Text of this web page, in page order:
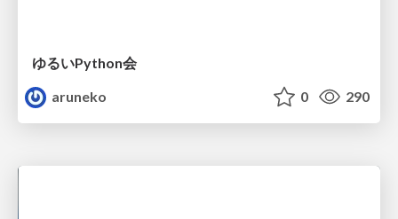
ゆるいPython会
aruneko
0 290